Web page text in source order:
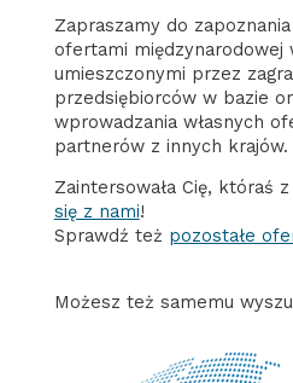
Zapraszamy do
ofertami międzynarodowej
umieszczonymi przez
przedsiębiorców w bazie
wprowadzania własnych
partnerów z innych krajów.
Zaintersowała Cię, któraś
się z nami!
Sprawdź też pozostałe
Możesz też samemu